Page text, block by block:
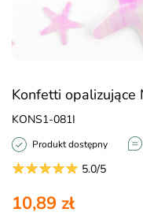
Konfetti opalizujące
KONS1-081I
Produkt dostępny
5.0/5
10,89 zł